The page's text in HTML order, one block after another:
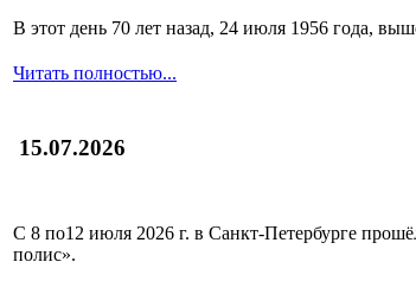
В этот день 70 лет назад, 24 июля 1956 года,
Читать полностью...
15.07.2026
С 8 по12 июля 2026 г. в Санкт-Петербурге
полис».